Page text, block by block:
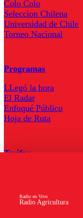
Radio Agricultura
Radio en Vivo
Colo Colo
Seleccion Chilena
Universidad de Chile
Torneo Nacional
Programas
LLegó la hora
El Radar
Enfoqué Público
Hoja de Ruta
Tarifas